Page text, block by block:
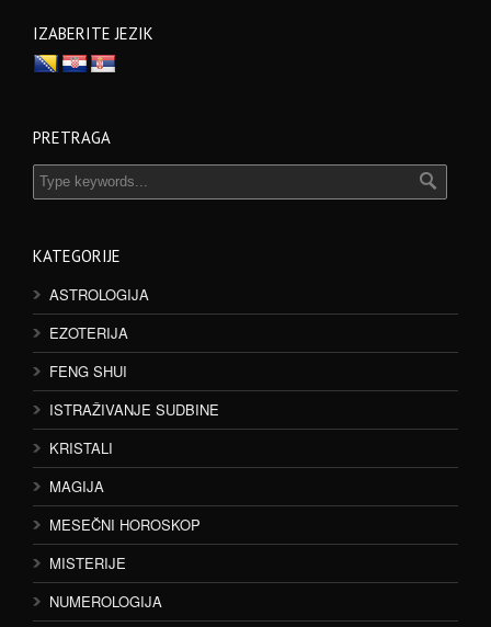
IZABERITE JEZIK
PRETRAGA
KATEGORIJE
ASTROLOGIJA
EZOTERIJA
FENG SHUI
ISTRAŽIVANJE SUDBINE
KRISTALI
MAGIJA
MESEČNI HOROSKOP
MISTERIJE
NUMEROLOGIJA